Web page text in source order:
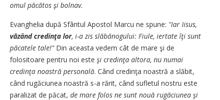
omul păcătos şi bolnav.
Evanghelia după Sfântul Apostol Marcu ne spune: "Iar Iisus,
văzând credinţa lor, i-a zis slăbănogului: Fiule, iertate îţi sunt
păcatele tale!" Din aceasta vedem cât de mare şi de
folositoare pentru noi este şi credinţa altora, nu numai
credinţa noastră personală. Când credinţa noastră a slăbit,
când rugăciunea noastră s-a rărit, când sufletul nostru este
paralizat de păcat, de mare folos ne sunt nouă rugăciunea şi